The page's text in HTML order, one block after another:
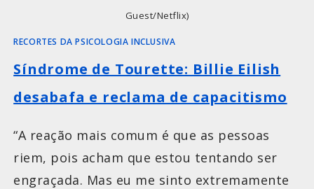
Guest/Netflix)
RECORTES DA PSICOLOGIA INCLUSIVA
Síndrome de Tourette: Billie Eilish
desabafa e reclama de capacitismo
“A reação mais comum é que as pessoas
riem, pois acham que estou tentando ser
engraçada. Mas eu me sinto extremamente